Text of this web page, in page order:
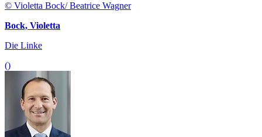
© Violetta Bock/ Beatrice Wagner
Bock, Violetta
Die Linke
()